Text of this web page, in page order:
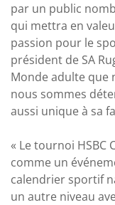
par un public
qui mettra en
passion pour le
président de SA
Monde adulte que
nous sommes
aussi unique à sa
« Le tournoi HSBC
comme un
calendrier sportif
un autre niveau